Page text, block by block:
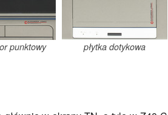
punktowy płytka dotykowa